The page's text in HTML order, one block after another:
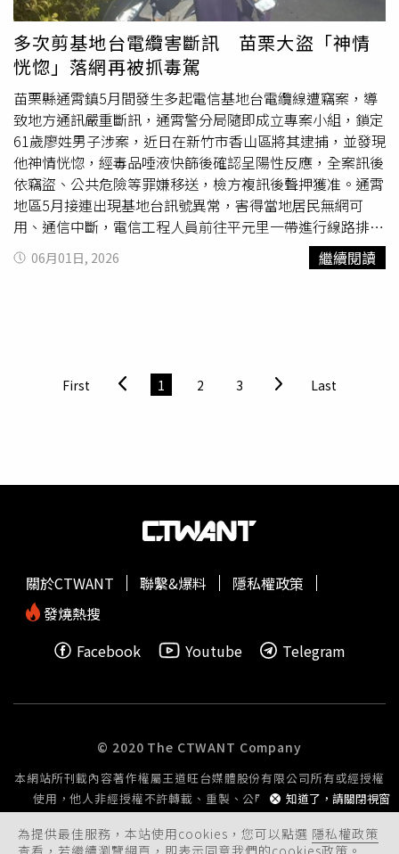
體表示，有許多寵物是直接在住家遭竊，狗狗則常被摻有毒
藥的誘餌、電擊器及鐵鉗捕捉；貓咪則多半被彈簧式套索陷
阱誘捕。儘管食用狗肉與貓肉在越南仍較其他亞洲國家普
遍，但動保人士指出，現在社會觀念正逐漸改變。2023年
委託進行的民意調查顯示，反對狗肉與貓肉交易的聲浪持續
增加，尤其在年輕族群及寵物飼主間更為明顯，多數受訪者
支持全面禁止狗肉及貓肉產業。
多次剪基地台電纜害斷訊 苗栗大盜「神情
恍惚」落網再被抓毒駕
苗栗縣通霄鎮5月間發生多起電信基地台電纜線遭竊案，導
致地方通訊嚴重斷訊，通霄警分局隨即成立專案小組，鎖定
61歲廖姓男子涉案，近日在新竹市香山區將其逮捕，並發現
他神情恍惚，經毒品唾液快篩後確認呈陽性反應，全案訊後
依竊盜、公共危險等罪嫌移送，檢方複訊後聲押獲准。通霄
地區5月接連出現基地台訊號異常，害得當地居民無網可
用、通信中斷，電信工程人員前往平元里一帶進行線路排查
時，當場目擊廖姓男子正
電纜線，廖男眼見犯行曝光，
立刻棄車逃逸。通霄警方獲報後不敢大意，立即成立專案小
以唾液毒品快篩試劑檢驗，發現呈陽性反應。警方又在廖男
車內起獲先前偷來的部分電纜線贓物，以及作案用的大型油
訊及危害公共安全之犯罪，必定強力查緝、嚴正執法，並將
06月01日, 2026 繼續閱讀
First 1 2 3 Last
為提供最佳服務，本站使用cookies，您可以點選 隱私權政策
查看，若繼續瀏覽網頁，即表示同意我們的cookies政策。
知道了，請關閉視窗
關於CTWANT 聯繫&爆料
隱私權政策
發燒熱搜
Facebook
Youtube Telegram
© 2020 The CTWANT Company
本網站所刊載內容著作權屬王道旺台媒體股份有限公司所有或經授權
使用，他人非經授權不許轉載、重製、公開播送或公開傳輸。